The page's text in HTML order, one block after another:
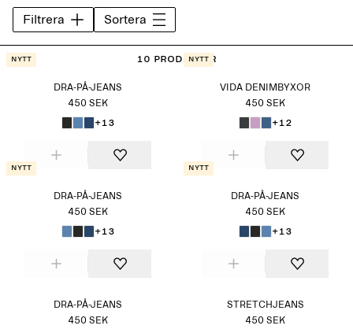
Filtrera Sortera
10 Produkter
Nytt
DRA-PÅ-JEANS
450 SEK
+13
Nytt
VIDA DENIMBYXOR
450 SEK
+12
Nytt
DRA-PÅ-JEANS
450 SEK
+13
Nytt
DRA-PÅ-JEANS
450 SEK
+13
DRA-PÅ-JEANS
450 SEK
STRETCHJEANS
450 SEK